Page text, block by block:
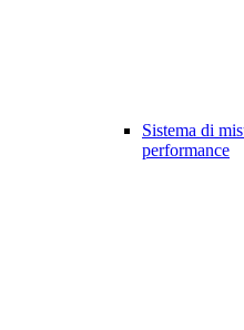
Sistema di
performance